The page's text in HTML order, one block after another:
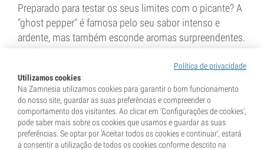
Preparado para testar os seus limites com o picante? A
"ghost pepper" é famosa pelo seu sabor intenso e
ardente, mas também esconde aromas surpreendentes.
Se alguma vez pensou em cultivar estas...
4 min
Política de privacidade
Utilizamos cookies
Na Zamnesia utilizamos cookies para garantir o bom funcionamento
do nosso site, guardar as suas preferências e compreender o
comportamento dos visitantes. Ao clicar em 'Configurações de cookies',
pode saber mais sobre os cookies que usamos e guardar as suas
preferências. Se optar por 'Aceitar todos os cookies e continuar', estará
a consentir a utilização de todos os cookies conforme descrito na